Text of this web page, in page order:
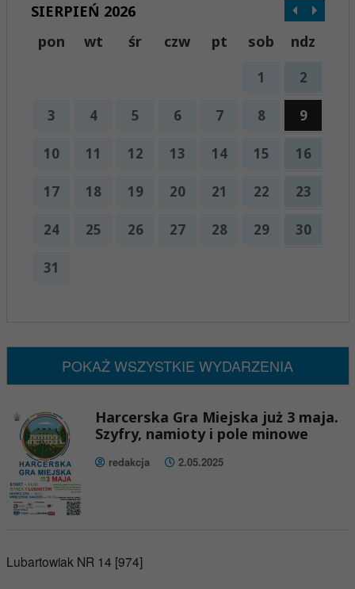
SIERPIEŃ 2026
pon
wt śr czw pt sob ndz
1 2
3 4 5 6 7 8 9
10 11 12 13 14 15 16
17 18 19 20 21 22 23
24 25 26 27 28 29 30
31
POKAŻ WSZYSTKIE WYDARZENIA
Harcerska Gra Miejska już 3 maja.
Szyfry, namioty i pole minowe
redakcja 2.05.2025
Lubartowiak NR 14 [974]